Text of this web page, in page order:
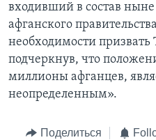
входивший в состав
афганского
необходимости призвать
подчеркнув, что
миллионы афганцев,
неопределенным».
Поделиться